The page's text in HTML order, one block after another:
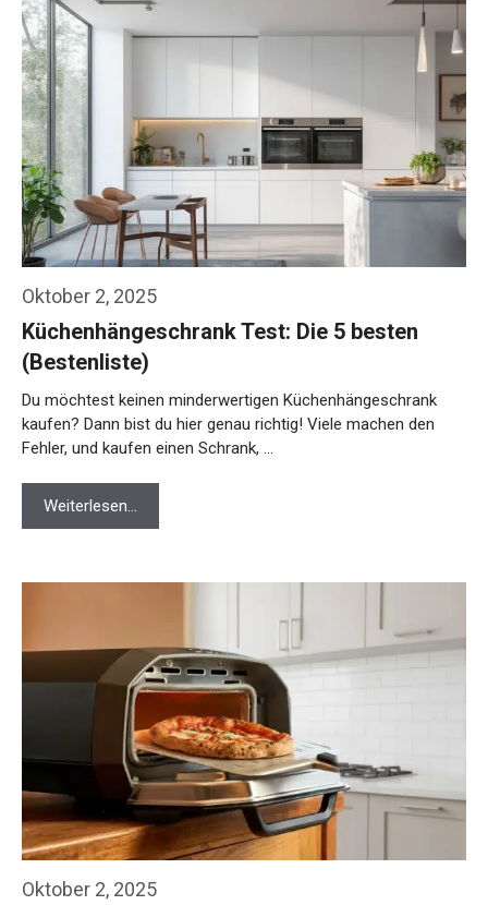
Oktober 2, 2025
Küchenhängeschrank Test: Die 5 besten
(Bestenliste)
Du möchtest keinen minderwertigen Küchenhängeschrank
kaufen? Dann bist du hier genau richtig! Viele machen den
Fehler, und kaufen einen Schrank, …
Weiterlesen…
Oktober 2, 2025